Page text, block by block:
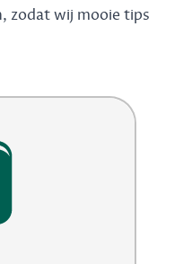
zodat wij mooie tips